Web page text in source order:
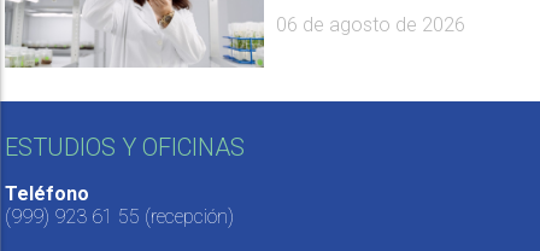
06 de agosto de 2026
ESTUDIOS Y OFICINAS
Teléfono
(999) 923 61 55 (recepción)